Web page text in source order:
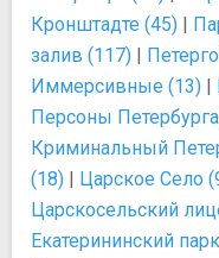
Кронштадте (45) |
залив (117) |
Иммерсивные (13) |
Персоны
Криминальный
(18) | Царское Село
Царскосельский
Екатерининский